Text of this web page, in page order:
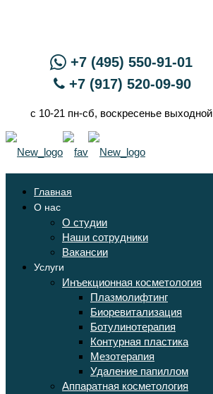
+7 (495) 550-91-01
+7 (917) 520-09-90
с 10-21 пн-сб, воскресенье выходной
Главная
О нас
О студии
Наши сотрудники
Вакансии
Услуги
Инъекционная косметология
Плазмолифтинг
Биоревитализация
Ботулинотерапия
Контурная пластика
Мезотерапия
Удаление папиллом
Аппаратная косметология